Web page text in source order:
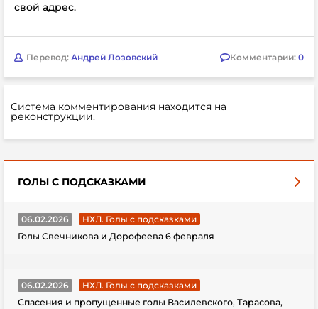
свой адрес.
Перевод: Андрей Лозовский Комментарии: 0
Система комментирования находится на
реконструкции.
ГОЛЫ С ПОДСКАЗКАМИ
06.02.2026
НХЛ. Голы с подсказками
Голы Свечникова и Дорофеева 6 февраля
06.02.2026
НХЛ. Голы с подсказками
Спасения и пропущенные голы Василевского, Тарасова,